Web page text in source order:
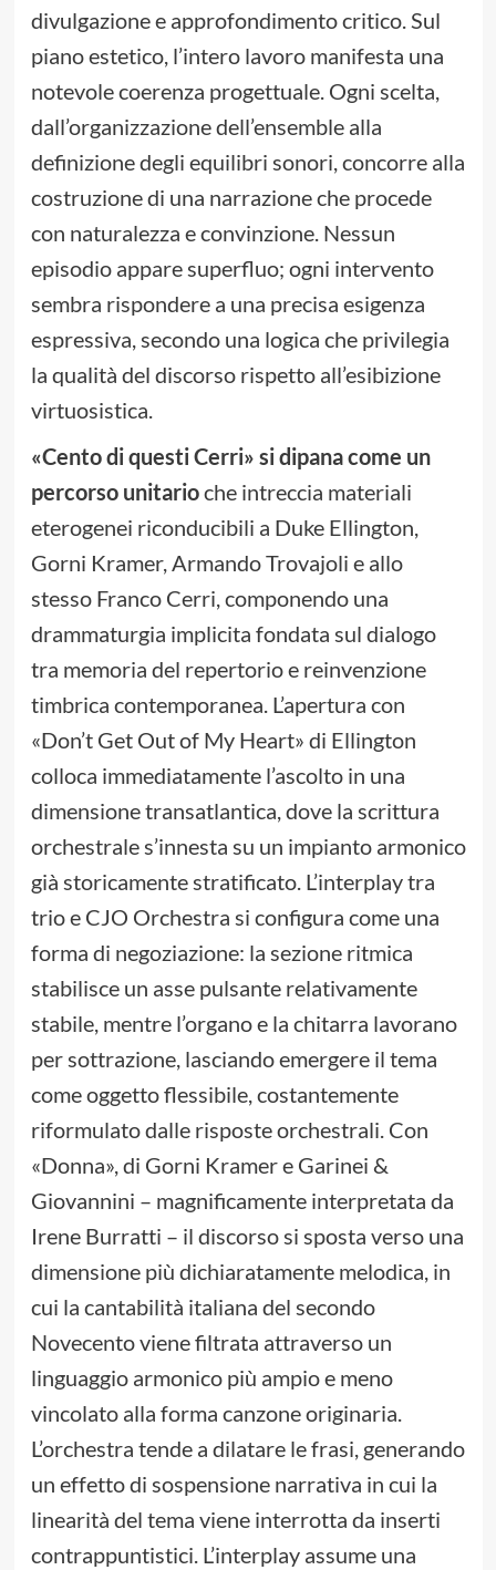
divulgazione e approfondimento critico. Sul
piano estetico, l’intero lavoro manifesta una
notevole coerenza progettuale. Ogni scelta,
dall’organizzazione dell’ensemble alla
definizione degli equilibri sonori, concorre alla
costruzione di una narrazione che procede
con naturalezza e convinzione. Nessun
episodio appare superfluo; ogni intervento
sembra rispondere a una precisa esigenza
espressiva, secondo una logica che privilegia
la qualità del discorso rispetto all’esibizione
virtuosistica.
«Cento di questi Cerri» si dipana come un
percorso unitarioche intreccia materiali
eterogenei riconducibili a Duke Ellington,
Gorni Kramer, Armando Trovajoli e allo
stesso Franco Cerri, componendo una
drammaturgia implicita fondata sul dialogo
tra memoria del repertorio e reinvenzione
timbrica contemporanea. L’apertura con
«Don’t Get Out of My Heart» di Ellington
colloca immediatamente l’ascolto in una
dimensione transatlantica, dove la scrittura
orchestrale s’innesta su un impianto armonico
già storicamente stratificato. L’interplay tra
trio e CJO Orchestra si configura come una
forma di negoziazione: la sezione ritmica
stabilisce un asse pulsante relativamente
stabile, mentre l’organo e la chitarra lavorano
per sottrazione, lasciando emergere il tema
come oggetto flessibile, costantemente
riformulato dalle risposte orchestrali. Con
«Donna», di Gorni Kramer e Garinei &
Giovannini – magnificamente interpretata da
Irene Burratti – il discorso si sposta verso una
dimensione più dichiaratamente melodica, in
cui la cantabilità italiana del secondo
Novecento viene filtrata attraverso un
linguaggio armonico più ampio e meno
vincolato alla forma canzone originaria.
L’orchestra tende a dilatare le frasi, generando
un effetto di sospensione narrativa in cui la
linearità del tema viene interrotta da inserti
contrappuntistici. L’interplay assume una